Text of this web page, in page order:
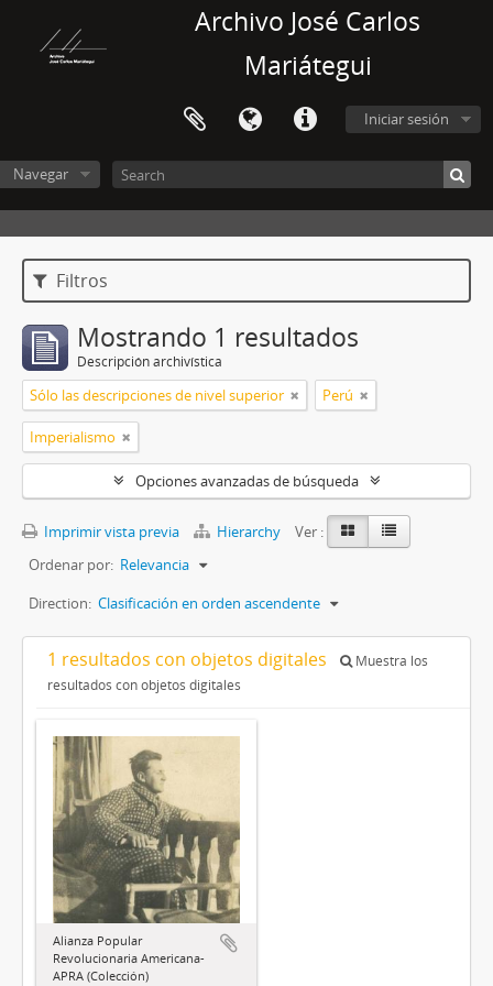
Archivo José Carlos
Mariátegui
Iniciar sesión
Navegar
Filtros
Mostrando 1 resultados
Descripción archivística
Sólo las descripciones de nivel superior Perú
Imperialismo
Opciones avanzadas de búsqueda
Imprimir vista previa Hierarchy
Ver :
Ordenar por: Relevancia
Direction: Clasificación en orden ascendente
1 resultados con objetos digitales
Muestra los
resultados con objetos digitales
Alianza Popular
Revolucionaria Americana-
APRA (Colección)